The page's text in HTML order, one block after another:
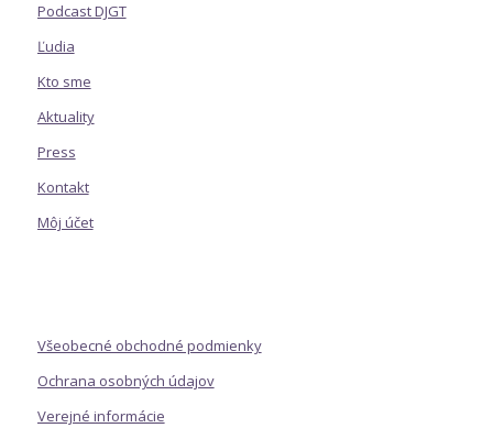
Podcast DJGT
Ľudia
Kto sme
Aktuality
Press
Kontakt
Môj účet
Všeobecné obchodné podmienky
Ochrana osobných údajov
Verejné informácie